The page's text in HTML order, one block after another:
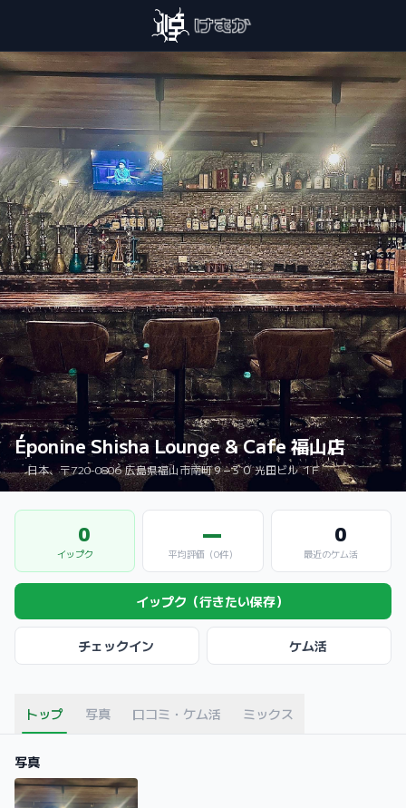
Éponine Shisha Lounge & Cafe 福山店
日本、〒720-0806 広島県福山市南町９−３０ 光田ビル １F
0
イップク
—
平均評価（0件）
0
最近のケム活
イップク（行きたい保存）
チェックイン ケム活
トップ 写真 口コミ・ケム活 ミックス
写真